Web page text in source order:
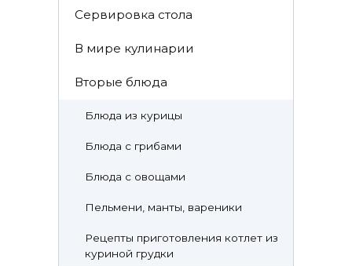
Cервировка стола
В мире кулинарии
Вторые блюда
Блюда из курицы
Блюда с грибами
Блюда с овощами
Пельмени, манты, вареники
Рецепты приготовления котлет из
куриной грудки